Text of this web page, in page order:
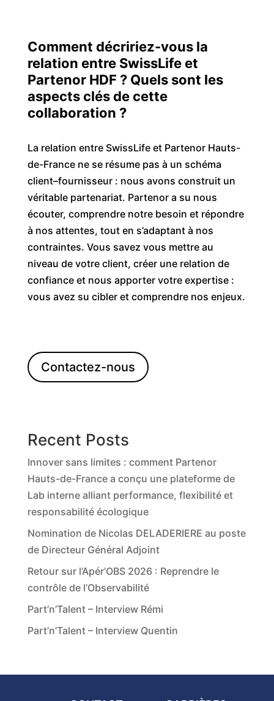
Comment décririez-vous la
relation entre SwissLife et
PartenorHDF ? Quels sont les
aspects clés de cette
collaboration ?
La relation entre SwissLife et Partenor Hauts-
de-France ne se résume pas à un schéma
client–fournisseur : nous avons construit un
véritable partenariat. Partenor a su nous
écouter, comprendre notre besoin et répondre
à nos attentes, tout en s’adaptant à nos
contraintes. Vous savez vous mettre au
niveau de votre client, créer une relation de
confiance et nous apporter votre expertise :
vous avez su cibler et comprendre nos enjeux.
Contactez-nous
Recent Posts
Innover sans limites : comment Partenor
Hauts-de-France a conçu une plateforme de
Lab interne alliant performance, flexibilité et
responsabilité écologique
Nomination de Nicolas DELADERIERE au poste
de Directeur Général Adjoint
Retour sur l’Apér’OBS 2026 : Reprendre le
contrôle de l’Observabilité
Part’n’Talent – Interview Rémi
Part’n’Talent – Interview Quentin